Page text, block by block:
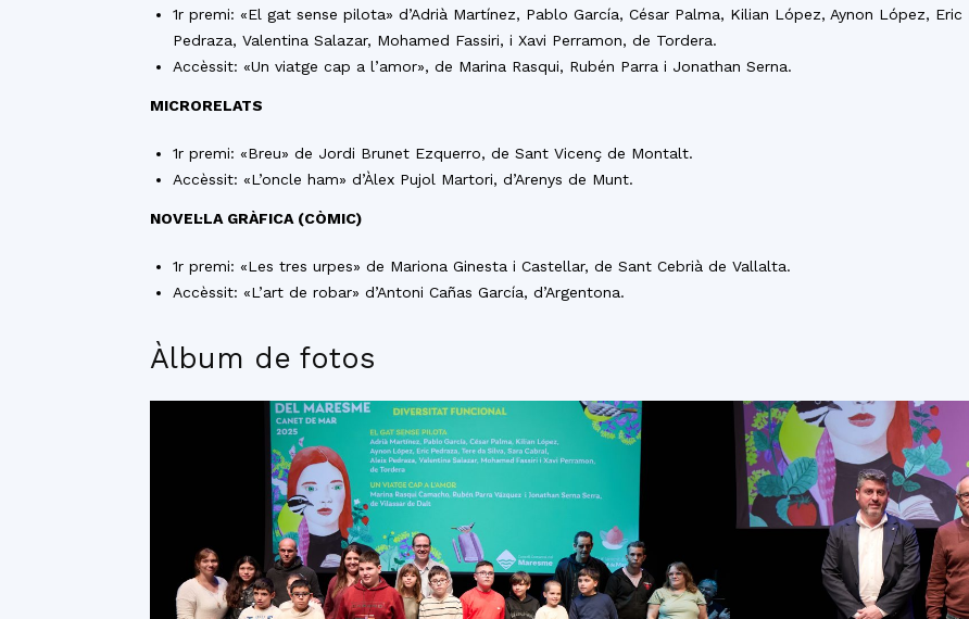
1r premi: «El gat sense pilota» d’Adrià Martínez, Pablo García, César Palma, Kilian López, Aynon López,
Pedraza, Valentina Salazar, Mohamed Fassiri, i Xavi Perramon, de Tordera.
Accèssit: «Un viatge cap a l’amor», de Marina Rasqui, Rubén Parra i Jonathan Serna.
MICRORELATS
1r premi: «Breu» de Jordi Brunet Ezquerro, de Sant Vicenç de Montalt.
Accèssit: «L’oncle ham» d’Àlex Pujol Martori, d’Arenys de Munt.
NOVEL·LA GRÀFICA (CÒMIC)
1r premi: «Les tres urpes» de Mariona Ginesta i Castellar, de Sant Cebrià de Vallalta.
Accèssit: «L’art de robar» d’Antoni Cañas García, d’Argentona.
Àlbum de fotos